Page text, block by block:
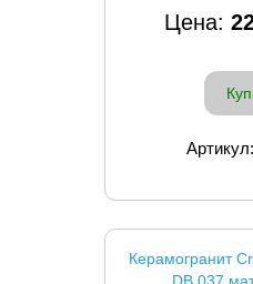
Цена:
Керамогранит